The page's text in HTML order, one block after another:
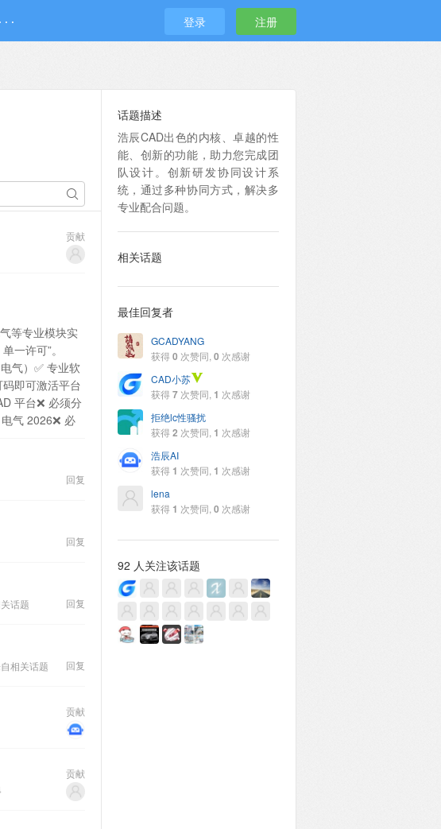
· · · 登录 注册
贡献
等专业模块实
一许可”。
气）✅ 专业软
即可激活平台
平台❌ 必须分
气 2026❌ 必
载（两个包）
“浩辰 CAD
2026 → 帮助 →
台行吗？A：
旧版（2025）
回复
回复
回复
话题
回复
自相关话题
贡献
贡献
话题描述
浩辰CAD出色的内核、卓越的性
能、创新的功能，助力您完成团
队设计。创新研发协同设计系
统，通过多种协同方式，解决多
专业配合问题。
相关话题
最佳回复者
GCADYANG
获得0 次赞同, 0 次感谢
CAD小苏
获得7次赞同, 1 次感谢
拒绝lc性骚扰
获得2 次赞同, 1 次感谢
浩辰AI
获得 1 次赞同, 1 次感谢
lena
获得 1 次赞同, 0 次感谢
92 人关注该话题